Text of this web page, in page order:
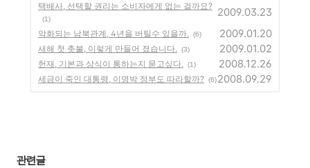
택배사, 선택할 권리는 소비자에게 없는 걸까요?
(1)
2009.03.23
악화되는 남북관계, 4년을 버틸수 있을까. (6) 2009.01.20
새해 첫 촛불, 이렇게 만들어 졌습니다. (3) 2009.01.02
헌재, 기본과 상식이 통하는지 묻고싶다. (1) 2008.12.26
세금이 죽인 대통령, 이명박 정부도 따라할까? (6)2008.09.29
관련글